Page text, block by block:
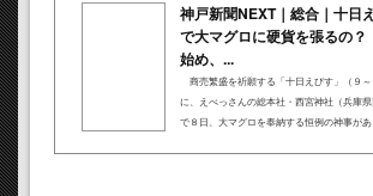
神戸新聞NEXT｜総合｜十日
で大マグロに硬貨を張るの
始め、...
商売繁盛を祈願する「十日えびす」（９
に、えべっさんの総本社・西宮神社（兵庫県
で８日、大マグロを奉納する恒例の神事があ